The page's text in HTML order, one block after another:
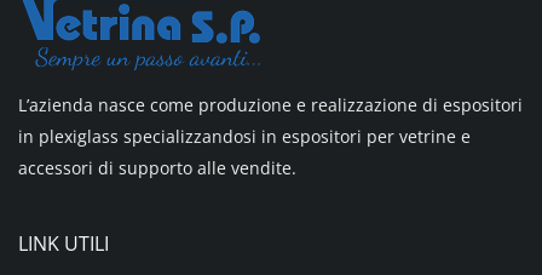
L’azienda nasce come produzione e realizzazione di espositori
in plexiglass specializzandosi in espositori per vetrine e
accessori di supporto alle vendite.
LINK UTILI